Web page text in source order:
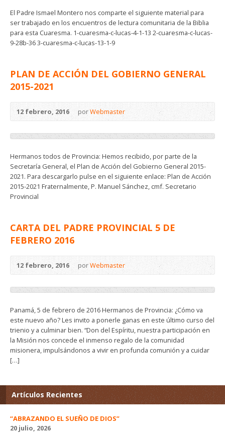
El Padre Ismael Montero nos comparte el siguiente material para
ser trabajado en los encuentros de lectura comunitaria de la Biblia
para esta Cuaresma. 1-cuaresma-c-lucas-4-1-13 2-cuaresma-c-lucas-
9-28b-36 3-cuaresma-c-lucas-13-1-9
PLAN DE ACCIÓN DEL GOBIERNO GENERAL
2015-2021
12 febrero, 2016 porWebmaster
Hermanos todos de Provincia: Hemos recibido, por parte de la
Secretaría General, el Plan de Acción del Gobierno General 2015-
2021. Para descargarlo pulse en el siguiente enlace: Plan de Acción
2015-2021 Fraternalmente, P. Manuel Sánchez, cmf. Secretario
Provincial
CARTA DEL PADRE PROVINCIAL 5 DE
FEBRERO 2016
12 febrero, 2016 porWebmaster
Panamá, 5 de febrero de 2016 Hermanos de Provincia: ¿Cómo va
este nuevo año? Les invito a ponerle ganas en este último curso del
trienio y a culminar bien. “Don del Espíritu, nuestra participación en
la Misión nos concede el inmenso regalo de la comunidad
misionera, impulsándonos a vivir en profunda comunión y a cuidar
[…]
Artículos Recientes
“ABRAZANDO EL SUEÑO DE DIOS”
20 julio, 2026